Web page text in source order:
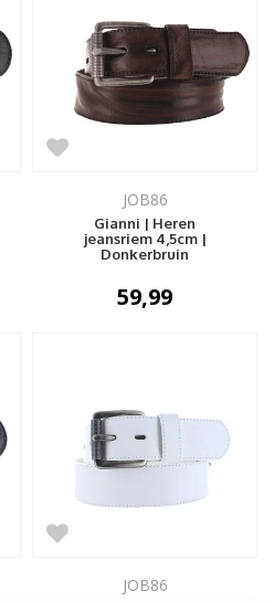
JOB86
Gianni | Heren
jeansriem 4,5cm |
Donkerbruin
59,99
JOB86